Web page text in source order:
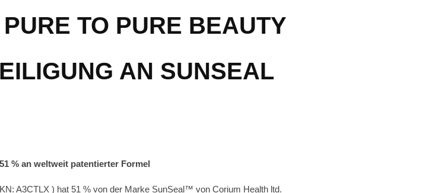
TO PURE BEAUTY
AN SUNSEAL
% an weltweit patentierter Formel
A3CTLX ) hat 51 % von der Marke SunSeal™ von Corium Health ltd.